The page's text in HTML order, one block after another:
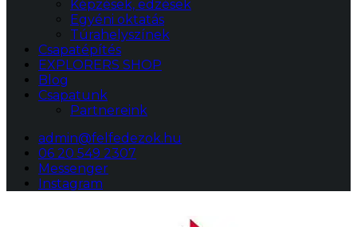
Képzések, edzések
Egyéni oktatás
Túrahelyszínek
Csapatépítés
EXPLORERS SHOP
Blog
Csapatunk
Partnereink
admin@felfedezok.hu
06 20 549 2307
Messenger
Instagram